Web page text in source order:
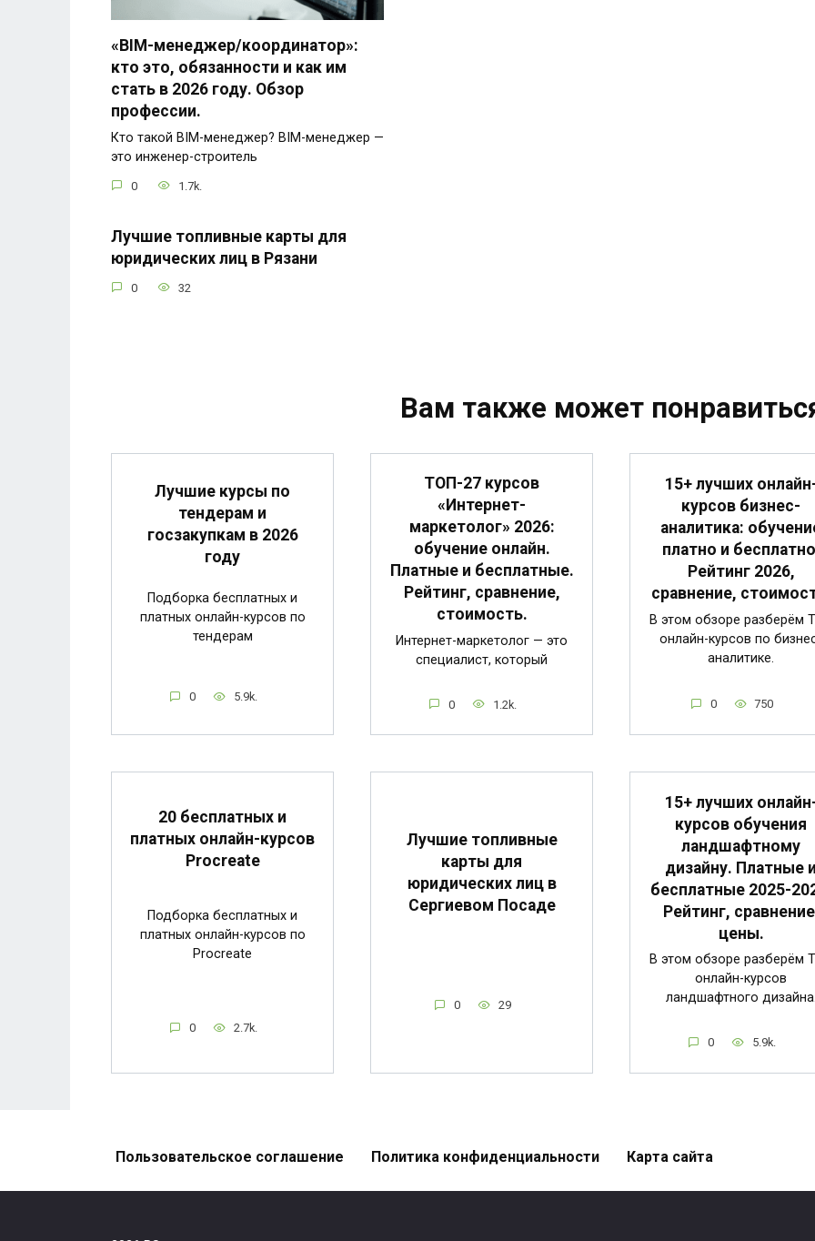
«BIM-менеджер/координатор»:
кто это, обязанности и как им
стать в 2026 году. Обзор
профессии.
Кто такой BIM-менеджер? BIM-менеджер —
это инженер-строитель
0 1.7k.
Лучшие топливные карты для
юридических лиц в Рязани
0 32
Вам также может
Лучшие курсы по
тендерам и
госзакупкам в 2026
году
Подборка бесплатных и
платных онлайн-курсов по
тендерам
0 5.9k.
ТОП-27 курсов
«Интернет-
маркетолог» 2026:
обучение онлайн.
Платные и бесплатные.
Рейтинг, сравнение,
стоимость.
Интернет-маркетолог — это
специалист, который
0 1.2k.
15+ лучших
курсов бизнес-
аналитика:
платно и
Рейтинг 2026,
сравнение,
В этом обзоре разберём
онлайн-курсов по
аналитике.
0 750
20 бесплатных и
платных онлайн-курсов
Procreate
Подборка бесплатных и
платных онлайн-курсов по
Procreate
0 2.7k.
Лучшие топливные
карты для
юридических лиц в
Сергиевом Посаде
0 29
15+ лучших
курсов обучения
ландшафтному
дизайну. Платные
бесплатные 2025-
Рейтинг,
цены.
В этом обзоре разберём
онлайн-курсов
ландшафтного
0 5.9k.
Пользовательское соглашение Политика конфиденциальности Карта сайта